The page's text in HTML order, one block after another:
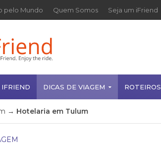
pelo Mundo Quem Somos Seja um iFriend
DICAS DE VIAGEM ROTEIROS
→ Hotelaria em Tulum